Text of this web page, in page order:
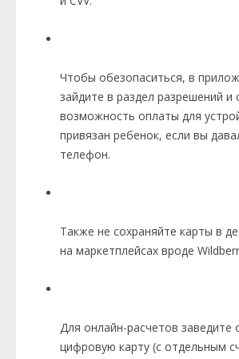
Чтобы обезопаситься, в
зайдите в раздел разрешений и
возможность оплаты для
привязан ребенок, если вы
телефон.
Также не сохраняйте карты в
на маркетплейсах вроде
Для онлайн-расчетов заведите
цифровую карту (с отдельным